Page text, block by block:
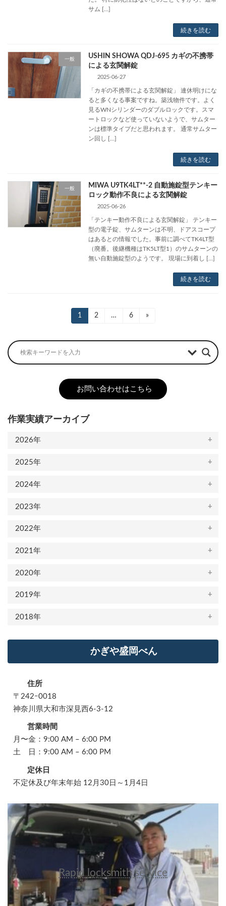
サム […]
続きを読む
一般
USHIN SHOWA QDJ-695 カギの不携帯
による玄関解錠
2025-06-27
「カギの不携帯による玄関解錠」 連休明けにな
ると多くなる事案ですね。築浅物件です。よく
見るWNシリンダーのダブルロックです。スマ
ートロックなど使っていないようで、サムター
ンは標準タイプだと思われます。 通常サムター
ン回し […]
続きを読む
一般
MIWA U9TK4LT**-2 自動施錠型テンキー
ロック動作不良による玄関解錠
2025-06-26
「テンキー動作不良による玄関解錠」 テンキー
型の電子錠、サムターンは不明、ドアスコープ
はあるとの情報でした。事前に調べてTK4LT型
（廃番。後継機種はTK5LT型1）のサムターンの
無い自動施錠型のようです。 現場に到着し […]
続きを読む
の
ペ
送
り
固
定
ー
ジ
1
固
ー
2 …
固
ー
6 »
お問い合わせはこちら
作業実績アーカイブ
2026年
2025年
2024年
2023年
2022年
2021年
2020年
2019年
2018年
かぎや盛岡べん
住所
〒242ｰ0018
神奈川県大和市深見西6-3-12
営業時間
月〜金：9:00 AM – 6:00 PM
土 日：9:00 AM – 6:00 PM
定休日
不定休及び年末年始 12月30日～1月4日
Rapid locksmith service